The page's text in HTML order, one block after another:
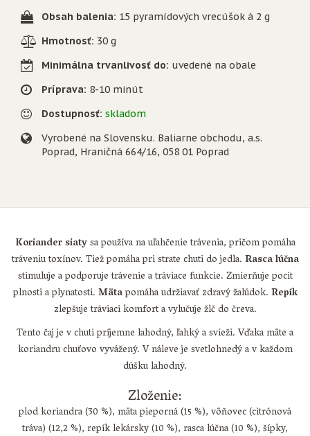
Obsah balenia: 15 pyramídových vrecúšok á 2 g
Hmotnosť: 30 g
Minimálna trvanlivosť do: uvedené na obale
Príprava: 8-10 minút
Dostupnosť: skladom
Vyrobené na Slovensku. Baliarne obchodu, a.s.
Poprad, Hraničná 664/16, 058 01 Poprad
Koriander siatysa používa na uľahčenie trávenia, pričom pomáha
tráveniu toxínov. Tiež pomáha pri strate chuti do jedla.Rasca lúčna
stimuluje a podporuje trávenie a tráviace funkcie. Zmierňuje pocit
plnosti a plynatosti.Mätapomáha udržiavať zdravý žalúdok.Repík
zlepšuje tráviaci komfort a vylučuje žlč do čreva.
Tento čaj je v chuti príjemne lahodný, ľahký a svieži. Vďaka mäte a
koriandru chuťovo vyvážený. V náleve je svetlohnedý a v každom
dúšku lahodný.
Zloženie:
plod koriandra (30 %), mäta pieporná (15 %), vôňovec (citrónová
tráva) (12,2 %), repík lekársky (10 %), rasca lúčna (10 %), šípky,